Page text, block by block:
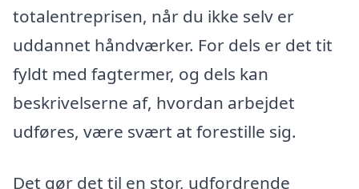
totalentreprisen, når du ikke selv er
uddannet håndværker. For dels er det tit
fyldt med fagtermer, og dels kan
beskrivelserne af, hvordan arbejdet
udføres, være svært at forestille sig.
Det gør det til en stor, udfordrende